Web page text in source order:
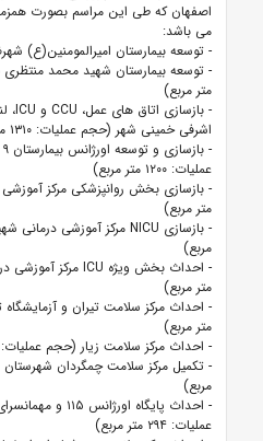
اصفهان که طی این مراسم بصورت
می باشد:
- توسعه بیمارستان امیرالمومنین(ع) شهرضا (حجم
متر مربع)
اشرفی خمینی شهر (حجم عملیات: ۱۳۱۰ متر مربع)
-
عملیات: ۱۲۰۰ متر مربع)
متر مربع)
مربع)
متر مربع)
متر مربع)
- احداث مرکز سلامت زیار (حجم عملیات: ۵۱۰ متر مربع)
مربع)
- احداث پایگاه
عملیات: ۲۹۴ متر مربع)